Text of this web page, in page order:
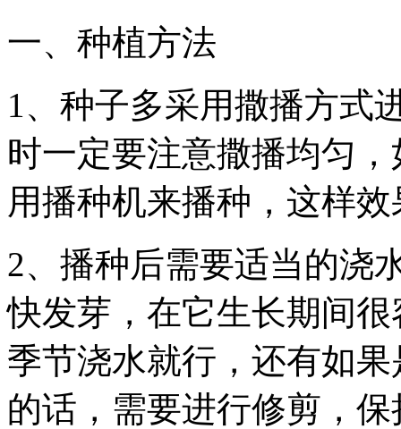
一、种植方法
1、种子多采用撒播方式
时一定要注意撒播均匀
用播种机来播种，这样
2、播种后需要适当的浇
快发芽，在它生长期间
季节浇水就行，还有如
的话，需要进行修剪，